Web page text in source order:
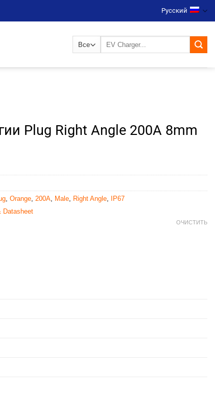
Русский
Plug Right Angle 200A 8mm
Orange 200A Male Right Angle
IP67
Datasheet
ОЧИСТИТЬ